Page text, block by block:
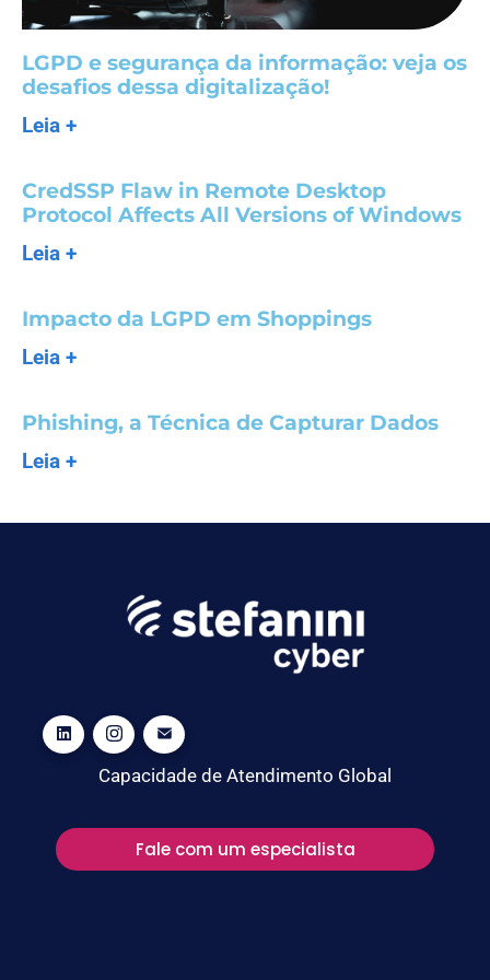
LGPD e segurança da informação: veja os
desafios dessa digitalização!
Leia +
CredSSP Flaw in Remote Desktop
Protocol Affects All Versions of Windows
Leia +
Impacto da LGPD em Shoppings
Leia +
Phishing, a Técnica de Capturar Dados
Leia +
Capacidade de Atendimento Global
Fale com um especialista